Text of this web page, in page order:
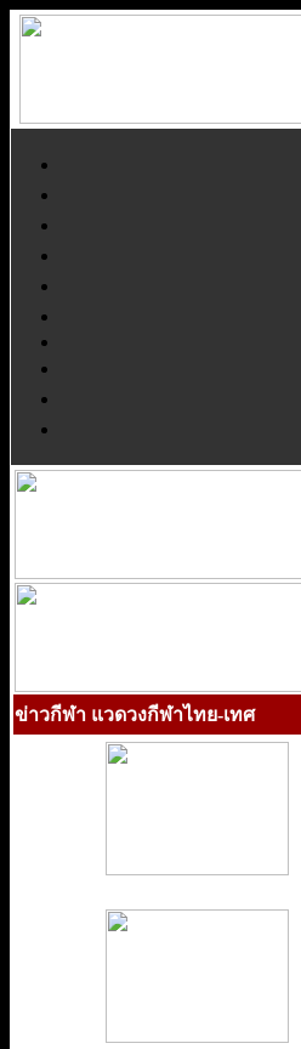
ข่าวกีฬา แวดวงกีฬาไทย-เทศ